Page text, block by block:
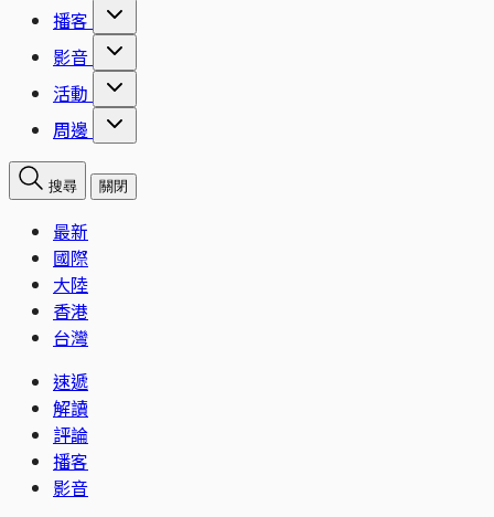
播客
影音
活動
周邊
搜尋 關閉
最新
國際
大陸
香港
台灣
速遞
解讀
評論
播客
影音